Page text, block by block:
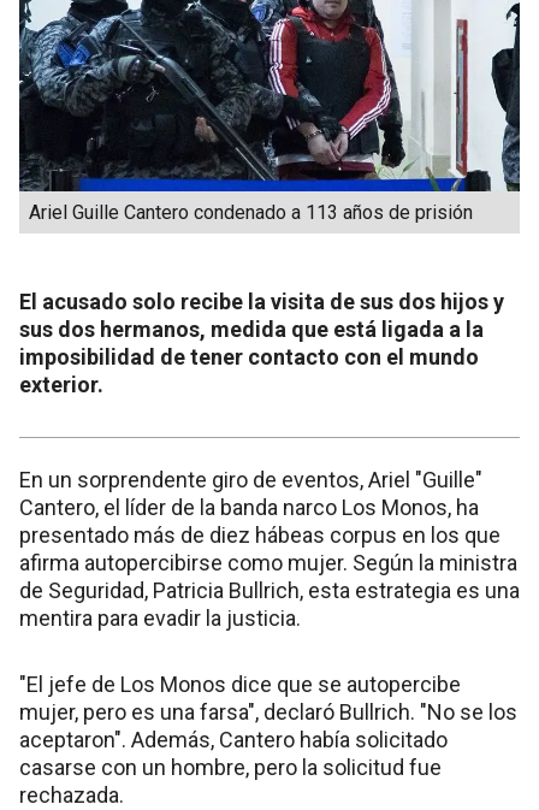
Ariel Guille Cantero condenado a 113 años de prisión
El acusado solo recibe la visita de sus dos hijos y
sus dos hermanos, medida que está ligada a la
imposibilidad de tener contacto con el mundo
exterior.
En un sorprendente giro de eventos, Ariel "Guille"
Cantero, el líder de la banda narco Los Monos, ha
presentado más de diez hábeas corpus en los que
afirma autopercibirse como mujer. Según la ministra
de Seguridad, Patricia Bullrich, esta estrategia es una
mentira para evadir la justicia.
"El jefe de Los Monos dice que se autopercibe
mujer, pero es una farsa", declaró Bullrich. "No se los
aceptaron". Además, Cantero había solicitado
casarse con un hombre, pero la solicitud fue
rechazada.